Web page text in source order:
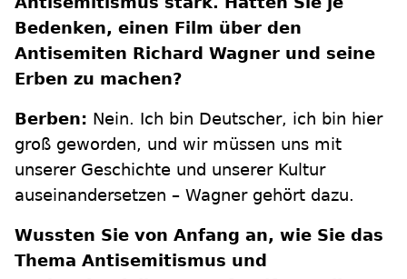
Bedenken, einen Film über den
Antisemiten Richard Wagner und seine
Erben zu machen?
Berben: Nein. Ich bin Deutscher, ich bin hier
groß geworden, und wir müssen uns mit
unserer Geschichte und unserer Kultur
auseinandersetzen – Wagner gehört dazu.
Wussten Sie von Anfang an, wie Sie das
Thema Antisemitismus und